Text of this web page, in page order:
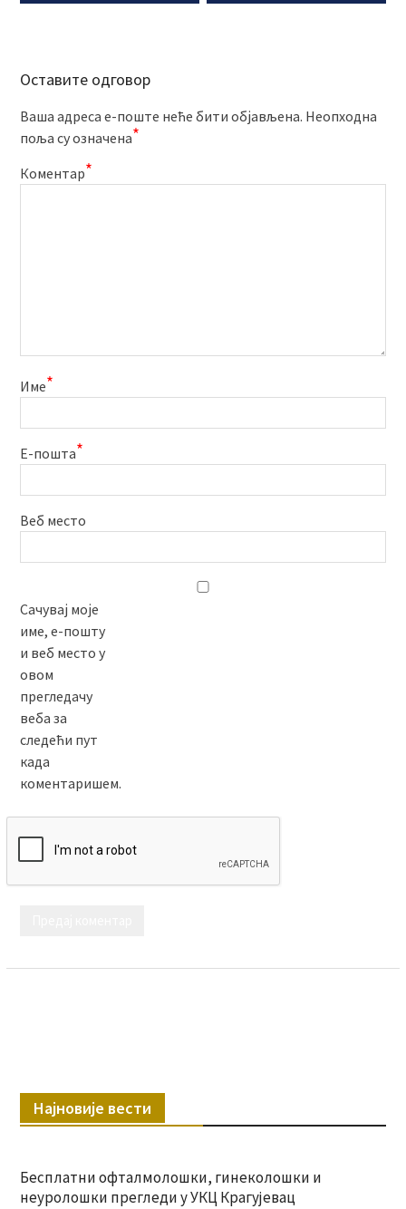
Оставите одговор
Ваша адреса е-поште неће бити објављена. Неопходна
поља су означена*
Коментар*
Име*
Е-пошта*
Веб место
Сачувај моје
име, е-пошту
и веб место у
овом
прегледачу
веба за
следећи пут
када
коментаришем.
Најновије вести
Бесплатни офталмолошки, гинеколошки и
неуролошки прегледи у УКЦ Крагујевац